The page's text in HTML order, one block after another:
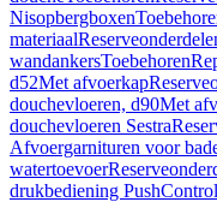
Nisopbergboxen
materiaal
wandankersToebehoren
d52Met afvoerkap
douchevloeren, d90Met
douchevloeren Sestra
Afvoergarnituren voor
watertoevoer
drukbediening PushControl